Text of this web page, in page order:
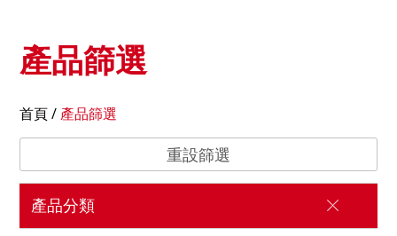
產品篩選
首頁/產品篩選
重設篩選
產品分類